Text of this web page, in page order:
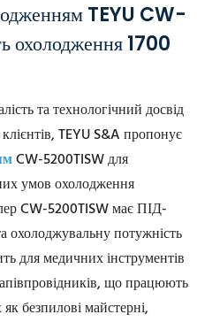
TEYU CW-
охолодження 1700
та технологічний досвід
TEYU S&A пропонує
CW-5200TISW для
умов охолодження
CW-5200TISW має ПІД-
охолоджувальну потужність
для медичних інструментів
що працюють
безпилові майстерні,